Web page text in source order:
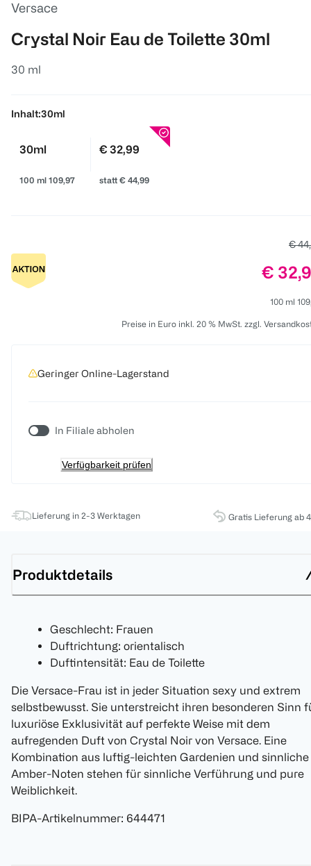
Versace
Crystal Noir Eau de Toilette 30ml
30 ml
Inhalt:30ml
30ml
100 ml 109,97
€ 32,99
statt € 44,99
€
Preis:
€
100 ml
Preise in Euro inkl. 20 % MwSt. zzgl.
Geringer Online-Lagerstand
In Filiale abholen
Verfügbarkeit prüfen
Lieferung in 2-3 Werktagen Gratis Lieferung ab
Produktdetails
Geschlecht: Frauen
Duftrichtung: orientalisch
Duftintensität: Eau de Toilette
Die Versace-Frau ist in jeder Situation sexy und extrem
selbstbewusst. Sie unterstreicht ihren besonderen Sinn
luxuriöse Exklusivität auf perfekte Weise mit dem
aufregenden Duft von Crystal Noir von Versace. Eine
Kombination aus luftig-leichten Gardenien und sinnliche
Amber-Noten stehen für sinnliche Verführung und pure
Weiblichkeit.
BIPA-Artikelnummer: 644471